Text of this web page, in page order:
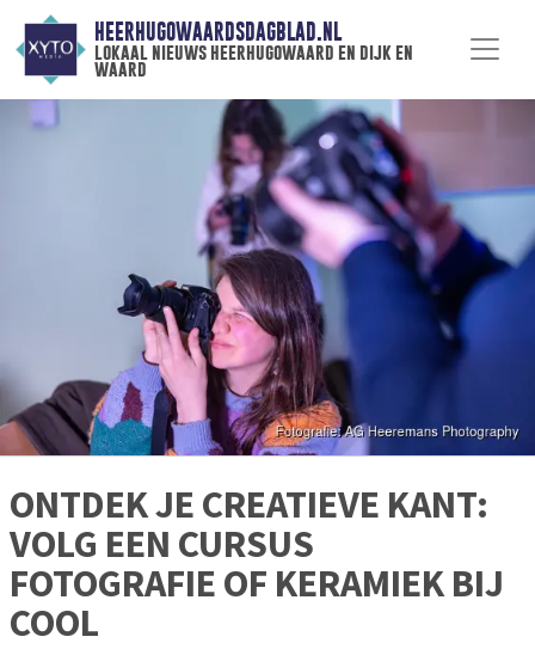
HEERHUGOWAARDSDAGBLAD.NL
lokaal nieuws heerhugowaard en dijk en
waard
ONTDEK JE CREATIEVE KANT:
VOLG EEN CURSUS
FOTOGRAFIE OF KERAMIEK BIJ
COOL